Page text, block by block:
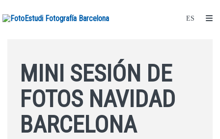
MINI SESIÓN DE
FOTOS NAVIDAD
BARCELONA